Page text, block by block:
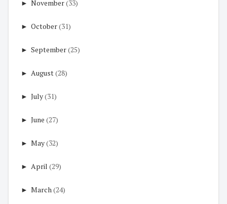
► November(33)
► October(31)
► September(25)
► August(28)
► July(31)
► June (27)
► May(32)
► April (29)
► March(24)